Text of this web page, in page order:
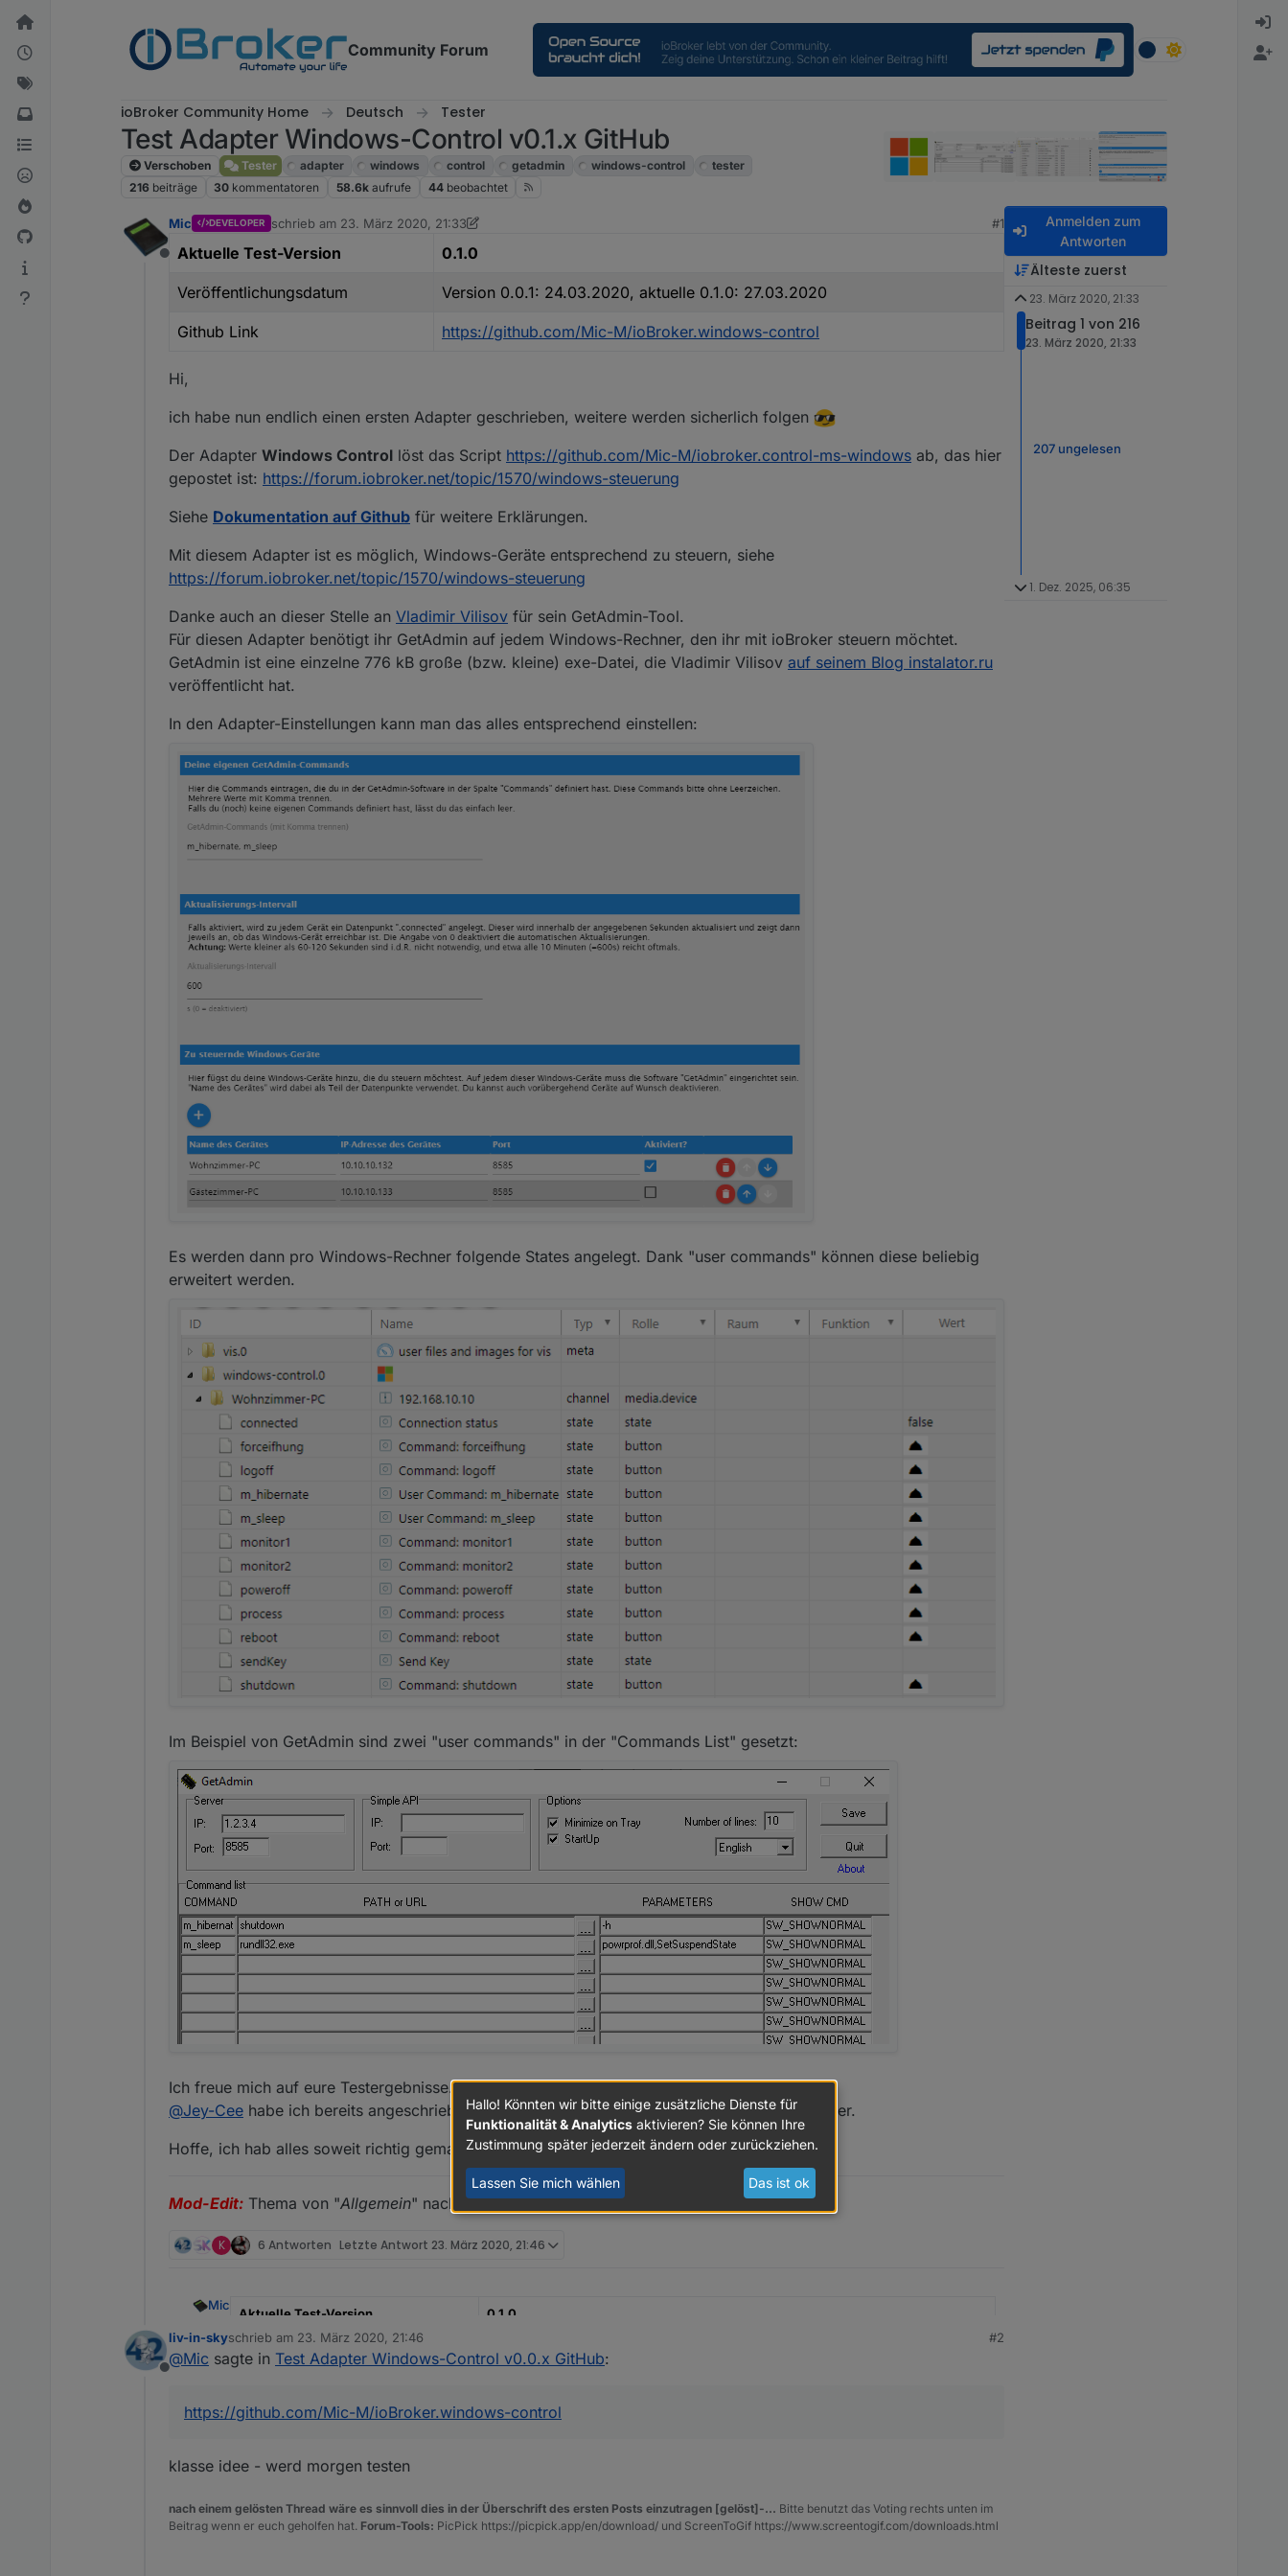
Weiter zum Inhalt
Community Forum
ioBroker Community Home Deutsch Tester
Test Adapter Windows-Control v0.1.x GitHub
Verschoben Tester adapter windows control getadmin windows-control
tester
216 beiträge 30 kommentatoren 58.6k aufrufe 44 beobachtet
Offline
Mic DEVELOPER schrieb am 23. März 2020, 21:33
zuletzt editiert von Mic
#1
Aktuelle Test-Version 0.1.0
Veröffentlichungsdatum Version 0.0.1: 24.03.2020, aktuelle 0.1.0: 27.03.2020
Github Link https://github.com/Mic-M/ioBroker.windows-control
Hi,
ich habe nun endlich einen ersten Adapter geschrieben, weitere werden sicherlich folgen
Der Adapter Windows Control löst das Script https://github.com/Mic-M/iobroker.control-ms-windows ab, das hier
gepostet ist: https://forum.iobroker.net/topic/1570/windows-steuerung
Siehe Dokumentation auf Github für weitere Erklärungen.
Mit diesem Adapter ist es möglich, Windows-Geräte entsprechend zu steuern, siehe
https://forum.iobroker.net/topic/1570/windows-steuerung
Danke auch an dieser Stelle an Vladimir Vilisov für sein GetAdmin-Tool.
Für diesen Adapter benötigt ihr GetAdmin auf jedem Windows-Rechner, den ihr mit ioBroker steuern möchtet.
GetAdmin ist eine einzelne 776 kB große (bzw. kleine) exe-Datei, die Vladimir Vilisov auf seinem Blog instalator.ru
veröffentlicht hat.
In den Adapter-Einstellungen kann man das alles entsprechend einstellen:
Es werden dann pro Windows-Rechner folgende States angelegt. Dank "user commands" können diese beliebig
erweitert werden.
Im Beispiel von GetAdmin sind zwei "user commands" in der "Commands List" gesetzt:
Ich freue mich auf eure Testergebnisse.
@Jey-Cee habe ich bereits angeschrieben für das Tester-Forum, aber ich poste schon mal hier.
Hoffe, ich hab alles soweit richtig gemacht für den ersten Adapter
Mod-Edit: Thema von "Allgemein" nach "Tester" verschoben!
K 6 Antworten Letzte Antwort 23. März 2020, 21:46
Mic
Aktuelle Test-Version 0.1.0
Hi,
ich habe nun endlich einen ersten Adapter geschrieben, weitere werden sicherlich folgen
löst das Script
https://forum.iobroker.net/topic/1570/windows-steuerung
Dokumentation auf Github für weitere Erklärungen.
Offline
liv-in-skyschrieb am 23. März 2020, 21:46
zuletzt editiert von
#2
@Mic sagte in Test Adapter Windows-Control v0.0.x GitHub:
https://github.com/Mic-M/ioBroker.windows-control
klasse idee - werd morgen testen
nach einem gelösten Thread wäre es sinnvoll dies in der Überschrift des ersten Posts einzutragen [gelöst]-... Bitte benutzt das Voting rechts unten im
Beitrag wenn er euch geholfen hat. Forum-Tools: PicPick https://picpick.app/en/download/ und ScreenToGif https://www.screentogif.com/downloads.html
Anmelden zum
Antworten
Älteste zuerst
23. März 2020, 21:33
Beitrag 1 von 216
23. März 2020, 21:33
207 ungelesen
1. Dez. 2025, 06:35
Hallo! Könnten wir bitte einige zusätzliche Dienste für
Funktionalität & Analytics aktivieren? Sie können Ihre
Zustimmung später jederzeit ändern oder zurückziehen.
Lassen Sie mich wählen Das ist ok